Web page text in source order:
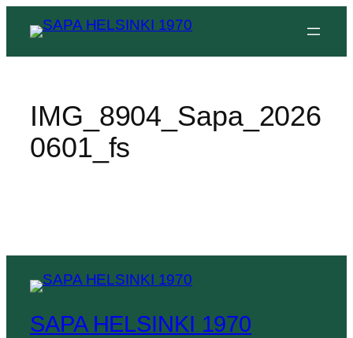
IMG_8904_Sapa_2026
0601_fs
SAPA HELSINKI 1970